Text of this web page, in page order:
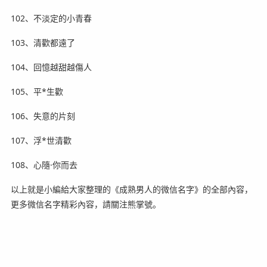
102、不淡定的小青春
103、清歡都遠了
104、回憶越甜越傷人
105、平*生歡
106、失意的片刻
107、浮*世清歡
108、心隨·你而去
以上就是小編給大家整理的《成熟男人的微信名字》的全部內容，
更多微信名字精彩內容，請關注熊掌號。